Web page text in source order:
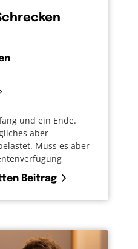
und ein Ende.
aber
Muss es aber
Beitrag